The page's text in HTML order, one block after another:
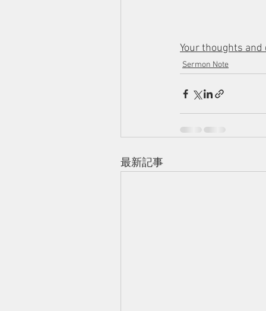
Your thoughts and
Sermon Note
最新記事